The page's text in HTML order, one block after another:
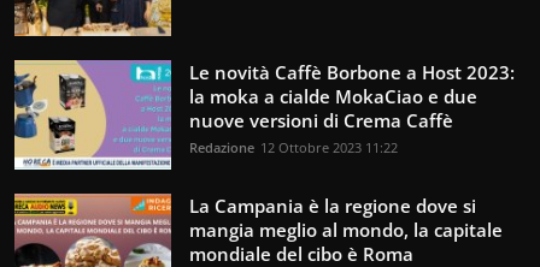
Le novità Caffè Borbone a Host 2023:
la moka a cialde MokaCiao e due
nuove versioni di Crema Caffè
Redazione 12 Ottobre 2023 11:22
La Campania è la regione dove si
mangia meglio al mondo, la capitale
mondiale del cibo è Roma